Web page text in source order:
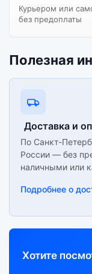
Курьером или
без предоплаты
Полезная
Доставка и
По Санкт-
России — без
наличными или
Подробнее о
Хотите